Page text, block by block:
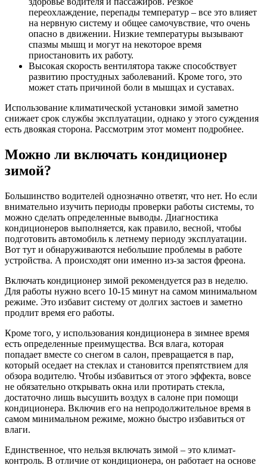
переохлаждение, перепады температур – все это влияет
на нервную систему и общее самочувствие, что очень
опасно в движении. Низкие температуры вызывают
спазмы мышц и могут на некоторое время
приостановить их работу.
Высокая скорость вентилятора также способствует
развитию простудных заболеваний. Кроме того, это
может стать причиной боли в мышцах и суставах.
Использование климатической установки зимой заметно
снижает срок службы эксплуатации, однако у этого суждения
есть двоякая сторона. Рассмотрим этот момент подробнее.
Можно ли включать кондиционер
зимой?
Большинство водителей однозначно ответят, что нет. Но если
внимательно изучить периоды проверки работы системы, то
можно сделать определенные выводы. Диагностика
кондиционеров выполняется, как правило, весной, чтобы
подготовить автомобиль к летнему периоду эксплуатации.
Вот тут и обнаруживаются небольшие проблемы в работе
устройства. А происходят они именно из-за застоя фреона.
Включать кондиционер зимой рекомендуется раз в неделю.
Для работы нужно всего 10-15 минут на самом минимальном
режиме. Это избавит систему от долгих застоев и заметно
продлит время его работы.
Кроме того, у использования кондиционера в зимнее время
есть определенные преимущества. Вся влага, которая
попадает вместе со снегом в салон, превращается в пар,
который оседает на стеклах и становится препятствием для
обзора водителю. Чтобы избавиться от этого эффекта, вовсе
не обязательно открывать окна или протирать стекла,
достаточно лишь высушить воздух в салоне при помощи
кондиционера. Включив его на непродолжительное время в
самом минимальном режиме, можно быстро избавиться от
влаги.
Единственное, что нельзя включать зимой – это климат-
контроль. В отличие от кондиционера, он работает на основе